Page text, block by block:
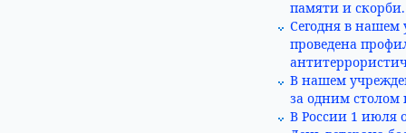
памяти и скорби.
Сегодня в нашем
проведена
В нашем
за одним
В России 1 июля